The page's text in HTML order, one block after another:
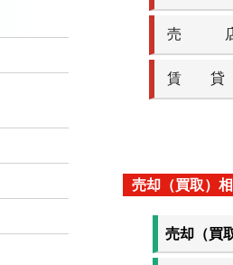
売
賃
売却（買取）
売却（買